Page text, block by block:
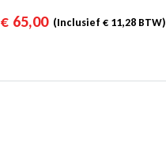
€65,00(Inclusief €11,28BTW)